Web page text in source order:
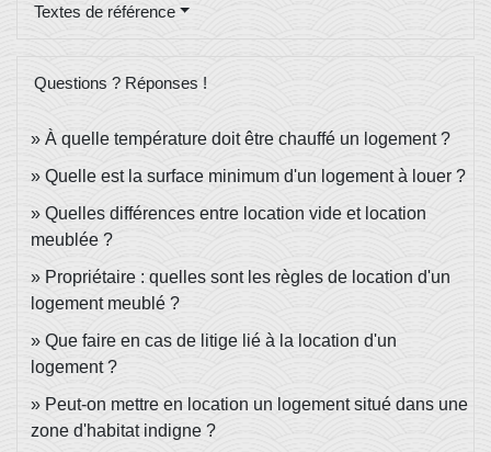
Textes de référence
Questions ? Réponses !
À quelle température doit être chauffé un logement ?
Quelle est la surface minimum d'un logement à louer ?
Quelles différences entre location vide et location
meublée ?
Propriétaire : quelles sont les règles de location d'un
logement meublé ?
Que faire en cas de litige lié à la location d'un
logement ?
Peut-on mettre en location un logement situé dans une
zone d'habitat indigne ?